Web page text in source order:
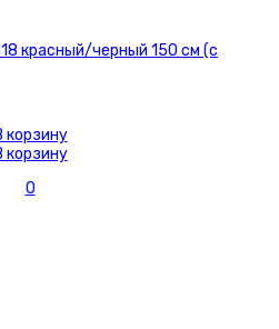
красный/черный 150 см (с
корзину
корзину
0